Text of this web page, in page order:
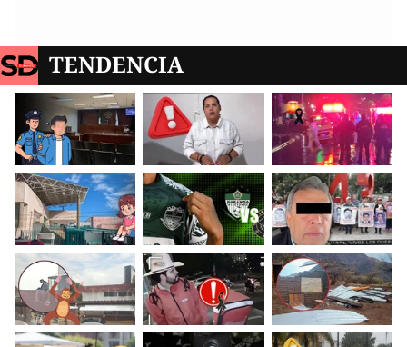
TENDENCIA